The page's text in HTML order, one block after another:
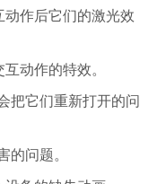
动作后它们的激光效
动作的特效。
把它们重新打开的问
的问题。